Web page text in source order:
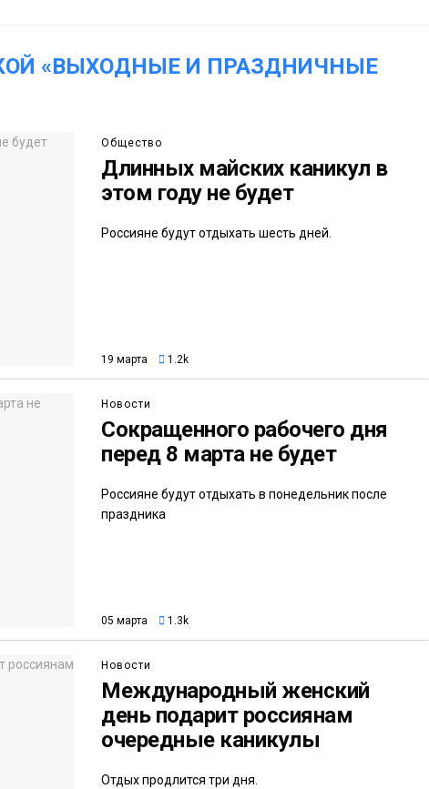
«ВЫХОДНЫЕ И ПРАЗДНИЧНЫЕ
Общество
Длинных майских каникул в
этом году не будет
Россияне будут отдыхать шесть дней.
19 марта 1.2k
Новости
Сокращенного рабочего дня
перед 8 марта не будет
Россияне будут отдыхать в понедельник после
праздника
05 марта 1.3k
Новости
Международный женский
день подарит россиянам
очередные каникулы
Отдых продлится три дня.